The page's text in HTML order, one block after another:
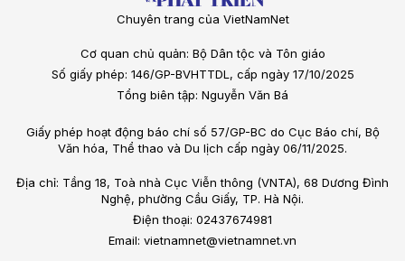
Chuyên trang của VietNamNet
Cơ quan chủ quản: Bộ Dân tộc và Tôn giáo
Số giấy phép: 146/GP-BVHTTDL, cấp ngày 17/10/2025
Tổng biên tập: Nguyễn Văn Bá
Giấy phép hoạt động báo chí số 57/GP-BC do Cục Báo chí, Bộ
Văn hóa, Thể thao và Du lịch cấp ngày 06/11/2025.
Địa chỉ: Tầng 18, Toà nhà Cục Viễn thông (VNTA), 68 Dương Đình
Nghệ, phường Cầu Giấy, TP. Hà Nội.
Điện thoại: 02437674981
Email: vietnamnet@vietnamnet.vn